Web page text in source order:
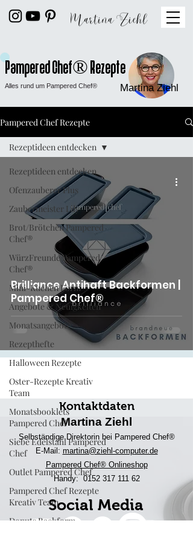
Alles rund um Pampered Chef®
Pampered Chef® Rezepte
Martina Ziehl
Pampered Chef Rezepte
Rezeptideen entdecken
Ofenzauberer Plus
Zaubermeister Lily
Brot/Brötchen Pampered
Chef®
WürzFreunde Pampered
Chef®
Mini-Kuchen Form
Angebote & Neuigkeiten
Monatsangebote
Rezepthefte
Halloween Rezepte
Oster-Rezepte Kreativ
Team
Monatsbooklets
Pampered Chef
Siebe Edelstahl Pampered
Chef
Outlet Pampered Chef
Pampered Chef Rezepte
Kreativ Team
Donuts Backform
Rezeptideen entdecken
Brilliance Antihaft Backformen |
Pampered Chef®
Kontaktdaten
Martina Ziehl
Selbständige Direktorin bei Pampered Chef®
E-Mail: martina@ziehl-computer.de
Pampered Chef® Onlineshop
Handy: 0152 317 111 62
Social Media